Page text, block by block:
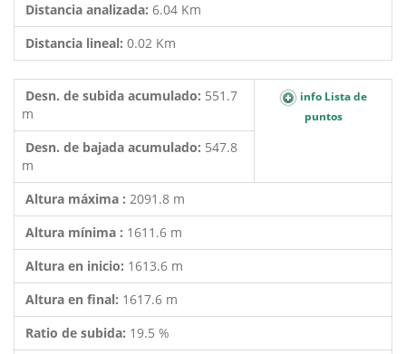
Distancia analizada: 6.04 Km
Distancia lineal: 0.02 Km
Desn. de subida acumulado: 551.7
m
info Lista de
puntos
Desn. de bajada acumulado: 547.8
m
Altura máxima : 2091.8 m
Altura mínima : 1611.6 m
Altura en inicio: 1613.6 m
Altura en final: 1617.6 m
Ratio de subida: 19.5 %